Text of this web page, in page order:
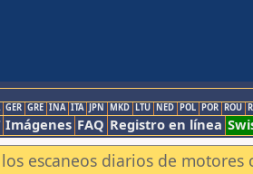
GER GRE INA ITA JPN MKD LTU NED POL POR ROU
Imágenes FAQ Registro en línea
escaneos diarios de motores